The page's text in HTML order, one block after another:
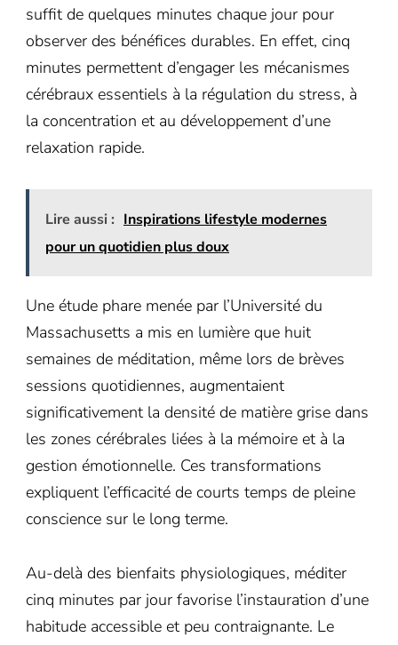
suffit de quelques minutes chaque jour pour
observer des bénéfices durables. En effet, cinq
minutes permettent d’engager les mécanismes
cérébraux essentiels à la régulation du stress, à
la concentration et au développement d’une
relaxation rapide.
Lire aussi : Inspirations lifestyle modernes
pour un quotidien plus doux
Une étude phare menée par l’Université du
Massachusetts a mis en lumière que huit
semaines de méditation, même lors de brèves
sessions quotidiennes, augmentaient
significativement la densité de matière grise dans
les zones cérébrales liées à la mémoire et à la
gestion émotionnelle. Ces transformations
expliquent l’efficacité de courts temps de pleine
conscience sur le long terme.
Au-delà des bienfaits physiologiques, méditer
cinq minutes par jour favorise l’instauration d’une
habitude accessible et peu contraignante. Le